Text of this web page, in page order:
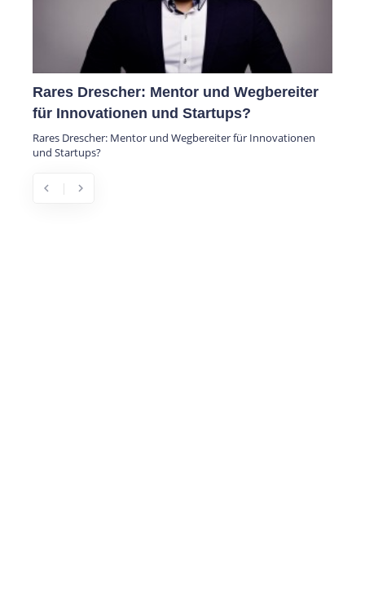
Rares Drescher: Mentor und Wegbereiter
für Innovationen und Startups?
Rares Drescher: Mentor und Wegbereiter für Innovationen
und Startups?
chevron_left chevron_right